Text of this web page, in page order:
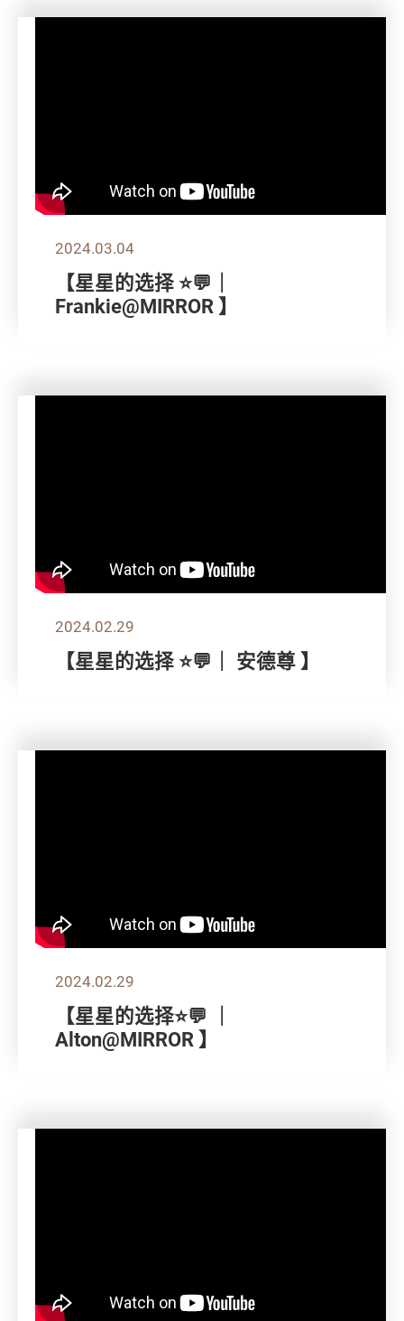
2024.03.04
【星星的选择 ⭐💬｜
Frankie@MIRROR 】
2024.02.29
【星星的选择 ⭐💬｜ 安德尊 】
2024.02.29
【星星的选择⭐💬 ｜
Alton@MIRROR 】